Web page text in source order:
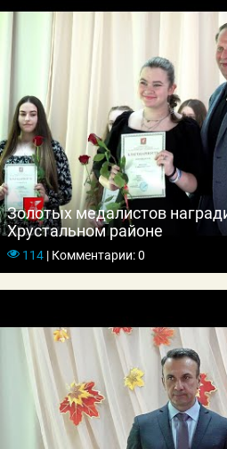
Золотых медалистов
Хрустальном районе
114 |Комментарии: 0